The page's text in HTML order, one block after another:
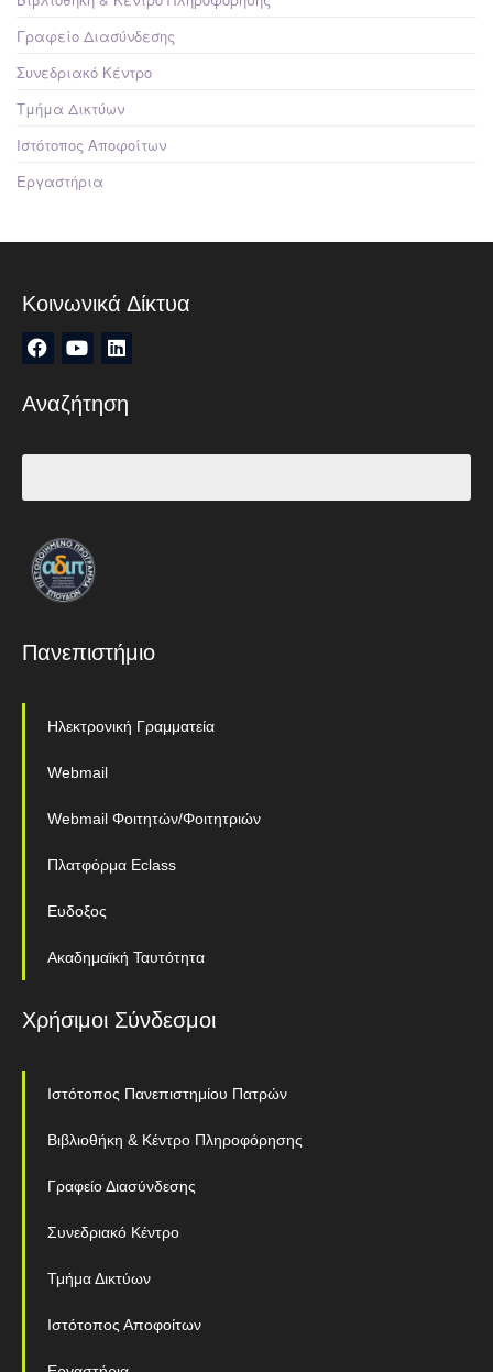
Γραφείο Διασύνδεσης
Συνεδριακό Κέντρο
Τμήμα Δικτύων
Ιστότοπος Αποφοίτων
Εργαστήρια
Κοινωνικά Δίκτυα
Αναζήτηση
Πανεπιστήμιο
Ηλεκτρονική Γραμματεία
Webmail
Webmail Φοιτητών/Φοιτητριών
Πλατφόρμα Eclass
Ευδοξος
Ακαδημαϊκή Ταυτότητα
Χρήσιμοι Σύνδεσμοι
Ιστότοπος Πανεπιστημίου Πατρών
Βιβλιοθήκη & Κέντρο Πληροφόρησης
Γραφείο Διασύνδεσης
Συνεδριακό Κέντρο
Τμήμα Δικτύων
Ιστότοπος Αποφοίτων